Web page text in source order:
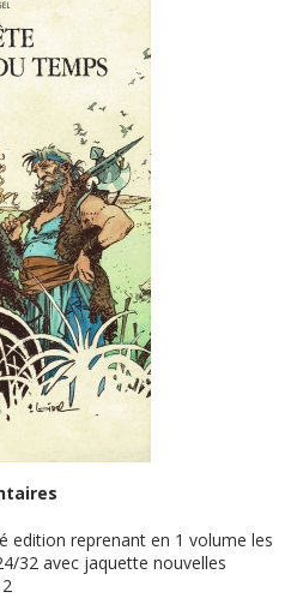
edition reprenant en 1 volume les
32 avec jaquette nouvelles